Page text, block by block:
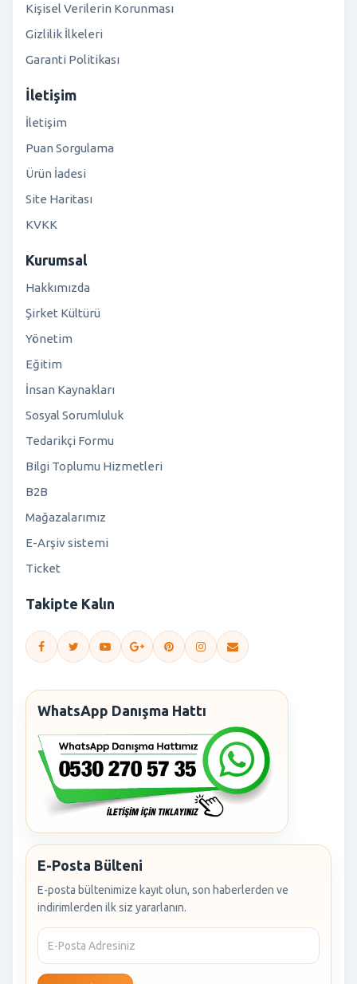
Kişisel Verilerin Korunması
Gizlilik İlkeleri
Garanti Politikası
İletişim
İletişim
Puan Sorgulama
Ürün İadesi
Site Haritası
KVKK
Kurumsal
Hakkımızda
Şirket Kültürü
Yönetim
Eğitim
İnsan Kaynakları
Sosyal Sorumluluk
Tedarikçi Formu
Bilgi Toplumu Hizmetleri
B2B
Mağazalarımız
E-Arşiv sistemi
Ticket
Takipte Kalın
WhatsApp Danışma Hattı
E-Posta Bülteni
E-posta bültenimize kayıt olun, son haberlerden ve
indirimlerden ilk siz yararlanın.